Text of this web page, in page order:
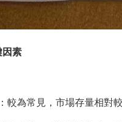
因素
常見，市場存量相對較多